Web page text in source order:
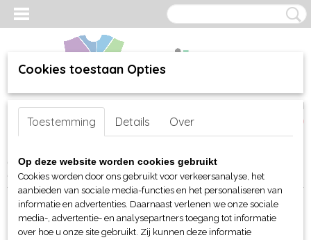
Inloggen Registreren
(0)
Home >webshop>Per merk >Beechfield Org. Headwear
Handschoenen en sjaalen> Beechfield Stadium Scarf
Cookies toestaan Opties
Toestemming Details Over
Op deze website worden cookies gebruikt
Cookies worden door ons gebruikt voor verkeersanalyse, het
aanbieden van sociale media-functies en het personaliseren van
informatie en advertenties. Daarnaast verlenen we onze sociale
media-, advertentie- en analysepartners toegang tot informatie
over hoe u onze site gebruikt. Zij kunnen deze informatie